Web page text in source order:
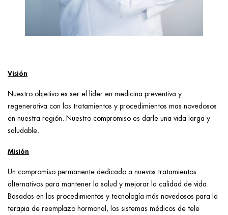
Visión
Nuestro objetivo es ser el líder en medicina preventiva y
regenerativa con los tratamientos y procedimientos mas novedosos
en nuestra región. Nuestro compromiso es darle una vida larga y
saludable.
Misión
Un compromiso permanente dedicado a nuevos tratamientos
alternativos para mantener la salud y mejorar la calidad de vida.
Basados en los procedimientos y tecnología más novedosos para la
terapia de reemplazo hormonal, los sistemas médicos de tele